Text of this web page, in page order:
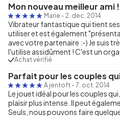
Mon nouveau meilleur ami
Marie - 2. dec. 2014
Vibrateur fantastique qui tient
utiliser et est également
avec votre partenaire :-) Je suis
l'utilise assidûment ! C'est un
Achat vérifié
Parfait pour les couples
A jentoft - 7. oct. 2014
Le jouet idéal pour les couples
plaisir plus intense. Il peut
Seuls, nous pouvons faire